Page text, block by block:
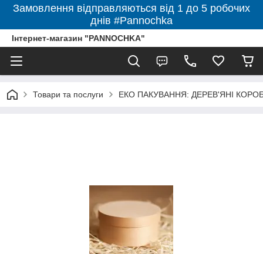
Замовлення відправляються від 1 до 5 робочих
днів #Pannochka
Інтернет-магазин "PANNOCHKA"
Товари та послуги ЕКО ПАКУВАННЯ: ДЕРЕВ'ЯНІ